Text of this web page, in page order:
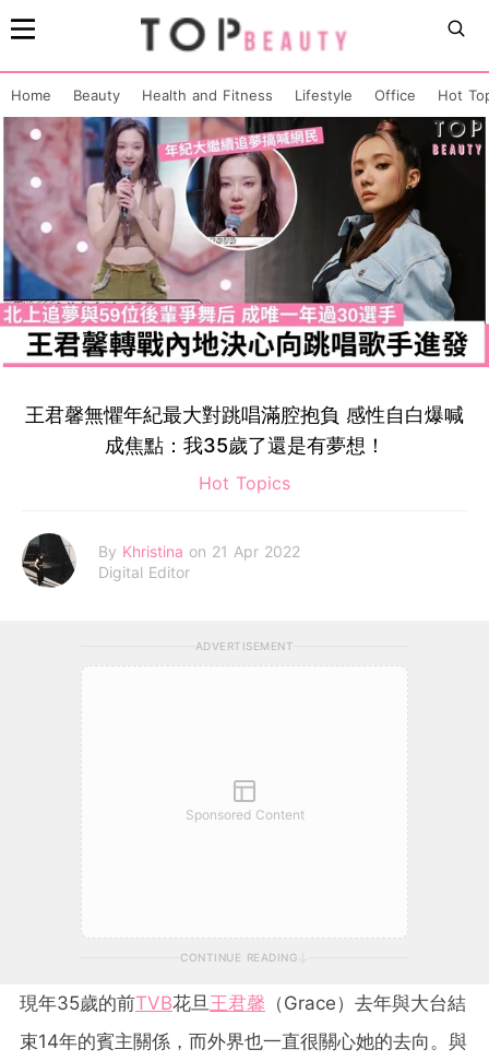
Home Beauty Health and Fitness Lifestyle Office Hot
王君馨無懼年紀最大對跳唱滿腔抱負 感性自白爆喊
成焦點：我35歲了還是有夢想！
Hot Topics
By Khristina on 21 Apr 2022
Digital Editor
ADVERTISEMENT
Sponsored Content
CONTINUE READING
現年35歲的前TVB花旦 王君馨 （Grace）去年與大台結
束14年的賓主關係，而外界也一直很關心她的去向。與